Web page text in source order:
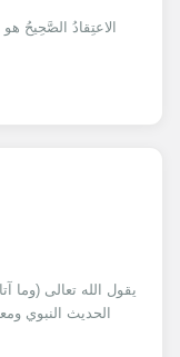
الاعتِقادُ الصَّحِيحُ
يقول الله تعالى (وما
الحديث النبوي